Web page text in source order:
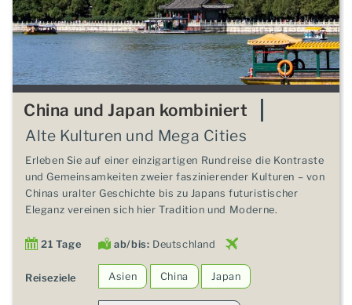
China und Japan kombiniert
Alte Kulturen und Mega Cities
Erleben Sie auf einer einzigartigen Rundreise die Kontraste
und Gemeinsamkeiten zweier faszinierender Kulturen – von
Chinas uralter Geschichte bis zu Japans futuristischer
Eleganz vereinen sich hier Tradition und Moderne.
21 Tage ab/bis: Deutschland
Reiseziele Asien China Japan